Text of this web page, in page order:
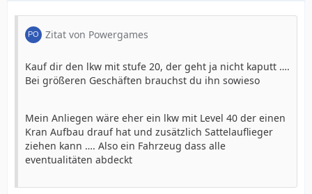
Zitat von Powergames
Kauf dir den lkw mit stufe 20, der geht ja nicht kaputt ….
Bei größeren Geschäften brauchst du ihn sowieso
Mein Anliegen wäre eher ein lkw mit Level 40 der einen
Kran Aufbau drauf hat und zusätzlich Sattelauflieger
ziehen kann …. Also ein Fahrzeug dass alle
eventualitäten abdeckt